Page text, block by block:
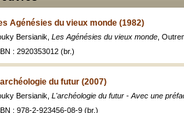
Agénésies du vieux monde (1982)
Bersianik, Les Agénésies du vieux monde ,
: 2920353012 (br.)
du futur (2007)
Bersianik, L'archéologie du futur - Avec une
: 978-2-923456-08-9 (br.)